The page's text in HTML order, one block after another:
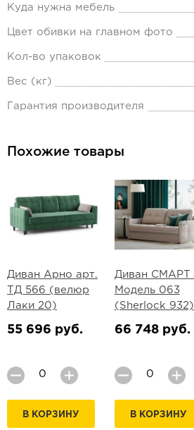
Куда нужна мебель
Цвет обивки на главном фото
Кол-во упаковок
Вес (кг)
Гарантия производителя
Похожие товары
Диван Арно арт.
ТД 566 (велюр
Лаки 20)
55 696 руб.
В КОРЗИНУ
Диван СМАРТ 1
Модель 063
(Sherlock 932)
66 748 руб.
В КОРЗИНУ